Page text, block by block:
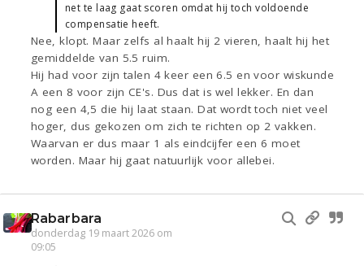
net te laag gaat scoren omdat hij toch voldoende
compensatie heeft.
Nee, klopt. Maar zelfs al haalt hij 2 vieren, haalt hij het
gemiddelde van 5.5 ruim.
Hij had voor zijn talen 4 keer een 6.5 en voor wiskunde
A een 8 voor zijn CE's. Dus dat is wel lekker. En dan
nog een 4,5 die hij laat staan. Dat wordt toch niet veel
hoger, dus gekozen om zich te richten op 2 vakken.
Waarvan er dus maar 1 als eindcijfer een 6 moet
worden. Maar hij gaat natuurlijk voor allebei.
Rabarbara
donderdag 19 maart 2026 om
09:05